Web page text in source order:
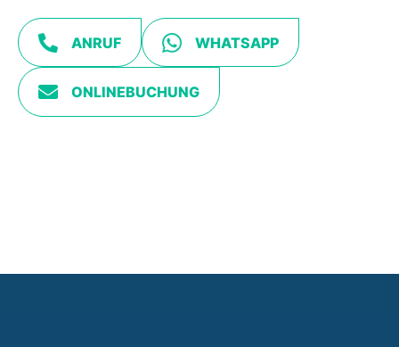
ANRUF WHATSAPP
ONLINEBUCHUNG